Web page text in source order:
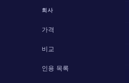
회사
가격
비교
인용 목록